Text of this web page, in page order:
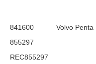
841600 Volvo Penta
855297
REC855297